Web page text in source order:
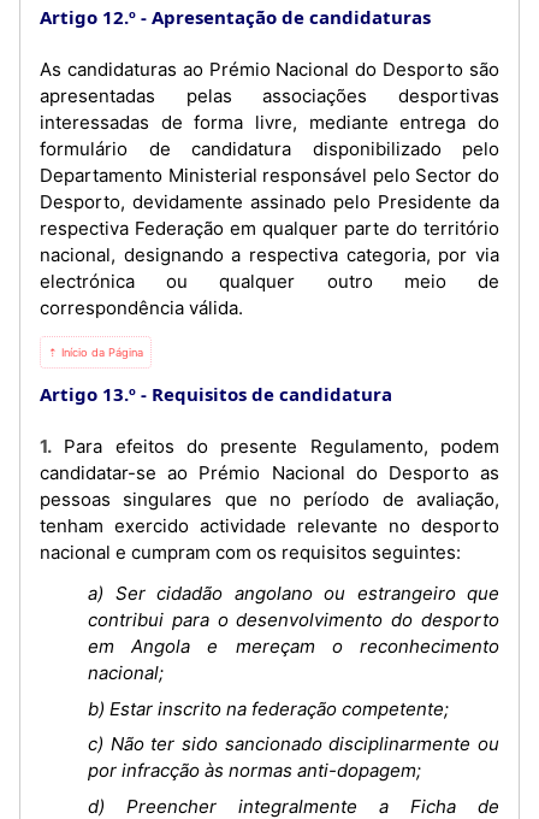
Artigo 12.º Apresentação de candidaturas
As candidaturas ao Prémio Nacional do Desporto são
apresentadas pelas associações desportivas
interessadas de forma livre, mediante entrega do
formulário de candidatura disponibilizado pelo
Departamento Ministerial responsável pelo Sector do
Desporto, devidamente assinado pelo Presidente da
respectiva Federação em qualquer parte do território
nacional, designando a respectiva categoria, por via
electrónica ou qualquer outro meio de
correspondência válida.
⇡ Início da Página
Artigo 13.º Requisitos de candidatura
1. Para efeitos do presente Regulamento, podem
candidatar-se ao Prémio Nacional do Desporto as
pessoas singulares que no período de avaliação,
tenham exercido actividade relevante no desporto
nacional e cumpram com os requisitos seguintes:
a) Ser cidadão angolano ou estrangeiro que
contribui para o desenvolvimento do desporto
em Angola e mereçam o reconhecimento
nacional;
b) Estar inscrito na federação competente;
c) Não ter sido sancionado disciplinarmente ou
por infracção às normas anti-dopagem;
d) Preencher integralmente a Ficha de